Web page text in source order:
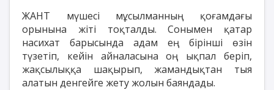
ЖАНТ мүшесі мұсылманның қоғамдағы
орынына жіті тоқталды. Сонымен қатар
насихат барысында адам ең бірінші өзін
түзетіп, кейін айналасына оң ықпал беріп,
жақсылыққа шақырып, жамандықтан тыя
алатын денгейге жету жолын баяндады.